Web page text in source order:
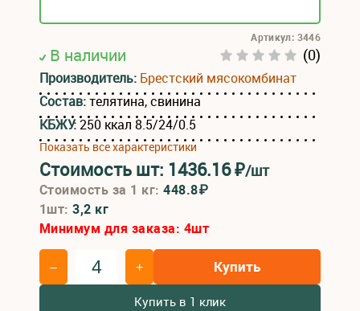
В наличии (0)
Артикул: 3446
Производитель: Брестский мясокомбинат
Состав:телятина, свинина
КБЖУ:250 ккал 8.5/24/0.5
Показать все характеристики
Стоимость шт: 1436.16₽/шт
Стоимость за 1 кг:448.8₽
1шт:3,2 кг
Минимум для заказа: 4шт
– + Купить
Купить в 1 клик